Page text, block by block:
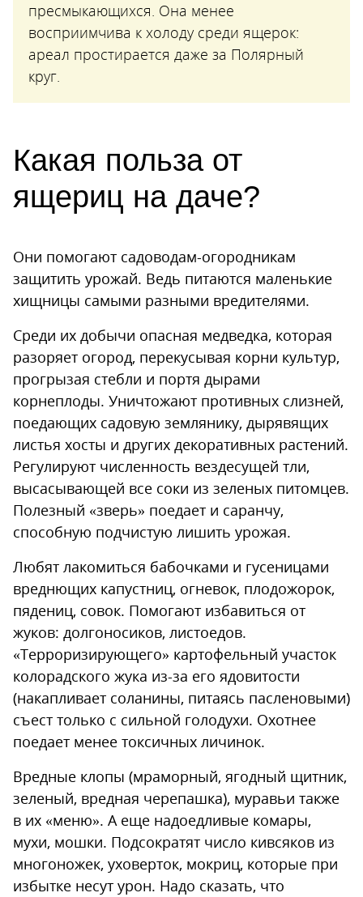
пресмыкающихся. Она менее
восприимчива к холоду среди ящерок:
ареал простирается даже за Полярный
круг.
Какая польза от
ящериц на даче?
Они помогают садоводам-огородникам
защитить урожай. Ведь питаются маленькие
хищницы самыми разными вредителями.
Среди их добычи опасная медведка, которая
разоряет огород, перекусывая корни культур,
прогрызая стебли и портя дырами
корнеплоды. Уничтожают противных слизней,
поедающих садовую землянику, дырявящих
листья хосты и других декоративных растений.
Регулируют численность вездесущей тли,
высасывающей все соки из зеленых питомцев.
Полезный «зверь» поедает и саранчу,
способную подчистую лишить урожая.
Любят лакомиться бабочками и гусеницами
вреднющих капустниц, огневок, плодожорок,
пядениц, совок. Помогают избавиться от
жуков: долгоносиков, листоедов.
«Терроризирующего» картофельный участок
колорадского жука из-за его ядовитости
(накапливает соланины, питаясь пасленовыми)
съест только с сильной голодухи. Охотнее
поедает менее токсичных личинок.
Вредные клопы (мраморный, ягодный щитник,
зеленый, вредная черепашка), муравьи также
в их «меню». А еще надоедливые комары,
мухи, мошки. Подсократят число кивсяков из
многоножек, уховерток, мокриц, которые при
избытке несут урон. Надо сказать, что